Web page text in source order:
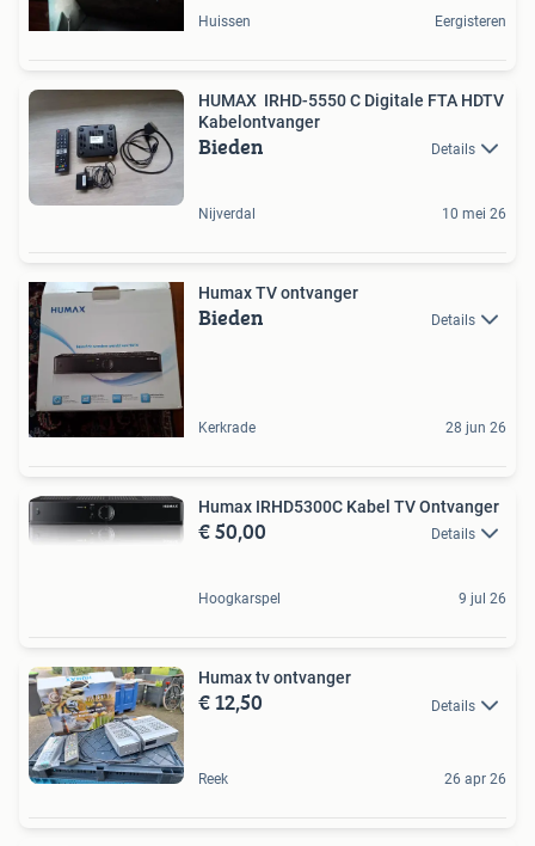
Huissen Eergisteren
HUMAX IRHD-5550 C Digitale FTA HDTV
Kabelontvanger
Bieden Details
Nijverdal 10 mei 26
Humax TV ontvanger
Bieden Details
Kerkrade 28 jun 26
Humax IRHD5300C Kabel TV Ontvanger
€ 50,00 Details
Hoogkarspel 9 jul 26
Humax tv ontvanger
€ 12,50 Details
Reek 26 apr 26